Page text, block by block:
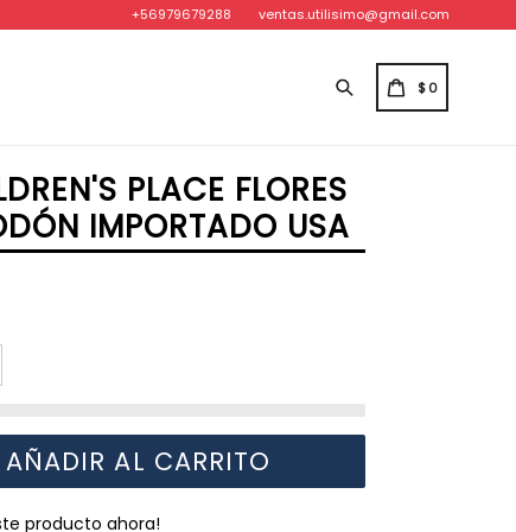
+56979679288 ventas.utilisimo@gmail.com
BuscarCARRITO
CARRITO
$0
PLACE FLORES
IMPORTADO USA
AL CARRITO
producto ahora!